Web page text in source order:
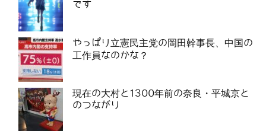
です
やっぱり立憲民主党の岡田幹事長、中国の
工作員なのかな？
現在の大村と1300年前の奈良・平城京と
のつながり